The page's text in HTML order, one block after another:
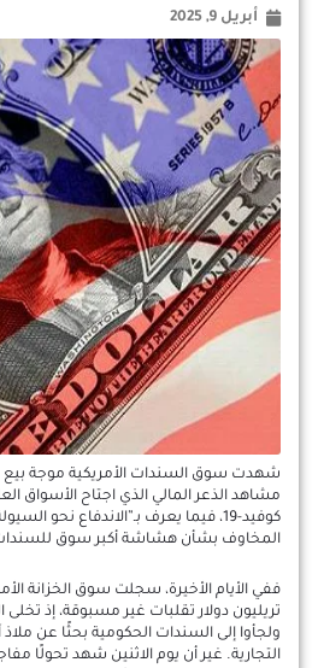
أبريل 9, 2025
شهدت سوق السندات الأمريكية موجة بيع
مشاهد الذعر المالي الذي اجتاح الأسواق
كوفيد-19، فيما يعرف بـ”الاندفاع نحو
المخاوف بشأن هشاشة أكبر سوق
تريليون دولار تقلبات غير مسبوقة، إذ
ولجأوا إلى السندات الحكومية بحثًا عن
التجارية. غير أن يوم الاثنين شهد تحولًا